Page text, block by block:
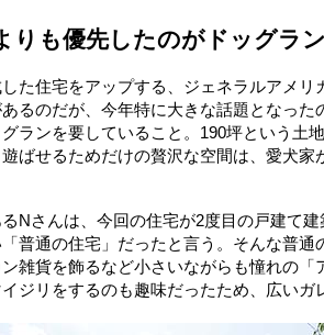
りも優先したのがドッグラ
た住宅をアップする、ジェネラルアメ
るのだが、今年特に大きな話題となっ
ランを要していること。190坪という土
ばせるためだけの贅沢な空間は、愛犬家
Nさんは、今回の住宅が2度目の戸建て
「普通の住宅」だったと言う。そんな普
ン雑貨を飾るなど小さいながらも憧れの
ジリをするのも趣味だったため、広いガ